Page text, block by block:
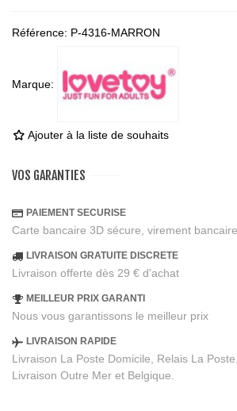
Référence: P-4316-MARRON
Marque:
Ajouter à la liste de souhaits
VOS GARANTIES
PAIEMENT SECURISE
Carte bancaire 3D sécure, virement bancaire
LIVRAISON GRATUITE DISCRETE
Livraison offerte dès 29 € d'achat
MEILLEUR PRIX GARANTI
Nous vous garantissons le meilleur prix
LIVRAISON RAPIDE
Livraison La Poste Domicile, Relais La
Livraison Outre Mer et Belgique.